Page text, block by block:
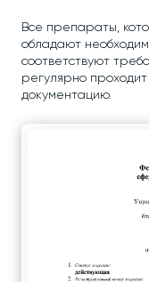
Все препараты,
обладают
соответствуют
регулярно
документацию.